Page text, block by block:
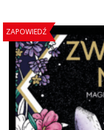
ZAPOWIEDŹ